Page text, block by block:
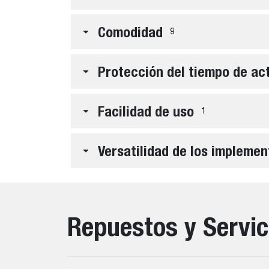
Comodidad 9
Protección del tiempo de
Facilidad de uso 1
Versatilidad de los
Repuestos y